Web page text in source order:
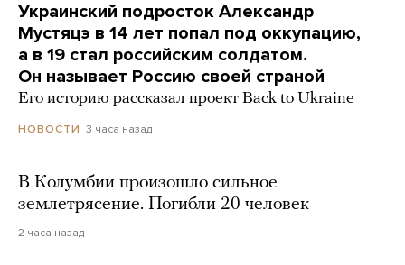
Украинский подросток Александр
Мустяцэ в 14 лет попал под оккупацию,
а в 19 стал российским солдатом.
Он называет Россию своей страной
Его историю рассказал проект Back to Ukraine
НОВОСТИ 3 часа назад
В Колумбии произошло сильное
землетрясение. Погибли 20 человек
2 часа назад